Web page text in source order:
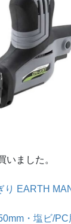
いました。
り EARTH
・塩ビ/